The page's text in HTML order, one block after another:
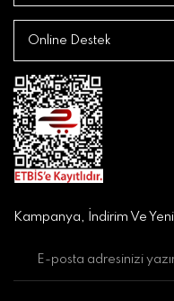
Online Destek
Kampanya, İndirim Ve